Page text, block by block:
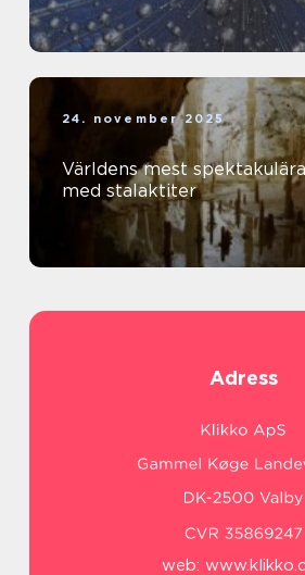
24. november 2025
Världens mest
med stalaktiter
Adress
web: